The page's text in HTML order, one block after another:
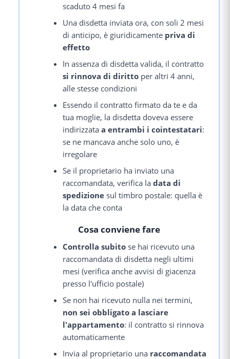
scaduto 4 mesi fa
Una disdetta inviata ora, con soli 2 mesi
di anticipo, è giuridicamente priva di
effetto
In assenza di disdetta valida, il contratto
si rinnova di diritto per altri 4 anni,
alle stesse condizioni
Essendo il contratto firmato da te e da
tua moglie, la disdetta doveva essere
indirizzataa entrambi i cointestatari:
se ne mancava anche solo uno, è
irregolare
Se il proprietario ha inviato una
raccomandata, verifica ladata di
spedizione sul timbro postale: quella è
la data che conta
Cosa conviene fare
Controlla subito se hai ricevuto una
raccomandata di disdetta negli ultimi
mesi (verifica anche avvisi di giacenza
presso l'ufficio postale)
Se non hai ricevuto nulla nei termini,
non sei obbligato a lasciare
l'appartamento: il contratto si rinnova
automaticamente
Invia al proprietario una raccomandata